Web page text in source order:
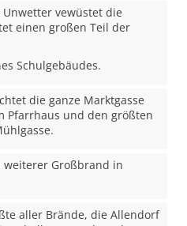
Unwetter vewüstet die
einen großen Teil der
Schulgebäudes.
die ganze Marktgasse
Pfarrhaus und den größten
weiterer Großbrand in
aller Brände, die Allendorf